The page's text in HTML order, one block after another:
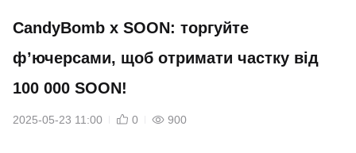
CandyBomb x SOON: торгуйте
ф’ючерсами, щоб отримати частку від
100 000 SOON!
2025-05-23 11:00 0 900